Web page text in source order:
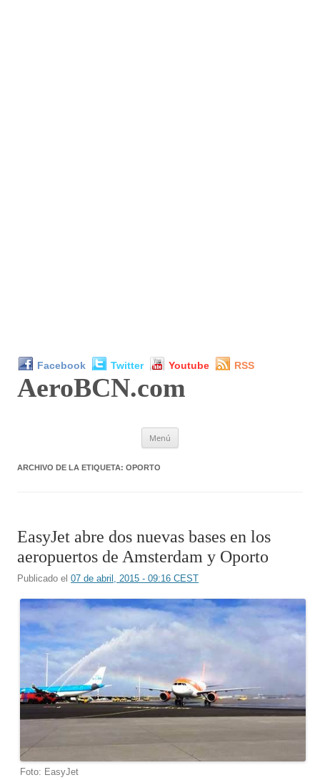
Facebook Twitter Youtube RSS
AeroBCN.com
Menú
ARCHIVO DE LA ETIQUETA: OPORTO
EasyJet abre dos nuevas bases en los
aeropuertos de Amsterdam y Oporto
Publicado el 07 de abril, 2015 - 09:16 CEST
Foto: EasyJet